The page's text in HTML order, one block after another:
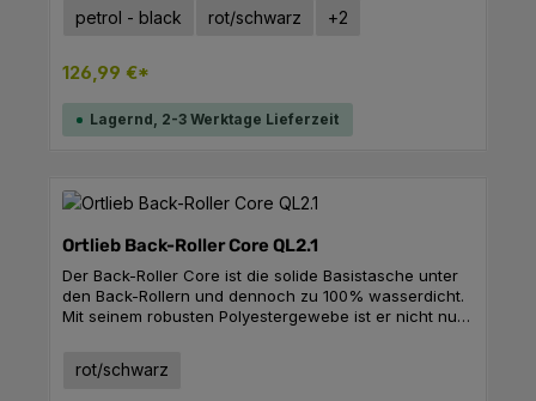
wieder abnehmen. Beim Transport zu Fuß sorgt der
Technische Daten Volumen: 2 x 20 LGewicht: 2 x 950
cmTiefe: 17 cmMaterial: PD620, PS490
petrol - black rot/schwarz +2
126,99 €*
Lagernd, 2-3 Werktage Lieferzeit
Ortlieb Back-Roller Core QL2.1
Der Back-Roller Core ist die solide Basistasche unter
den Back-Rollern und dennoch zu 100% wasserdicht.
Mit seinem robusten Polyestergewebe ist er nicht nur
Back-Roller Core bist du immer bereit, wichtige Dinge
Farbeauswählen
rot/schwarz